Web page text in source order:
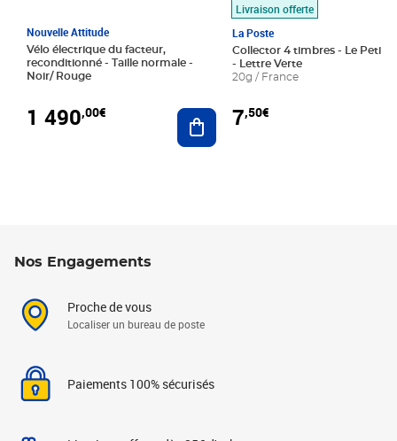
Nouvelle Attitude
Vélo électrique du facteur,
reconditionné - Taille normale -
Noir/ Rouge
1 490,00€ Ajouter au panier
Livraison offerte
La Poste
Collector 4 timbres - Le Petit
- Lettre Verte
20g / France
7,50€
Nos Engagements
Proche de vous
Localiser un bureau de poste
Paiements 100% sécurisés